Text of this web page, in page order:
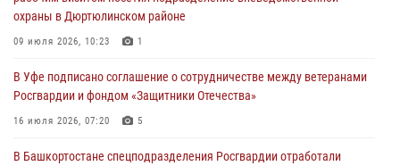
30 июля 2026, 12:54
за преступления против половой неприкосновенности (видео)
29 июля 2026, 12:01
охраны в Дюртюлинском районе
09 июля 2026, 10:23 1
В Уфе подписано соглашение о сотрудничестве между ветеранами
Росгвардии и фондом «Защитники Отечества»
16 июля 2026, 07:20 5
В Башкортостане спецподразделения Росгвардии отработали